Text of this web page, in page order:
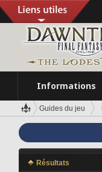
Informations
Guides du jeu
Résultats